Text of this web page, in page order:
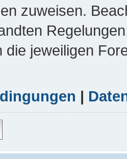
zuweisen.
die jeweiligen
|